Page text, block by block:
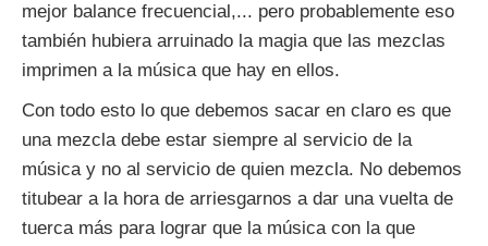
mejor balance frecuencial,... pero probablemente eso
también hubiera arruinado la magia que las mezclas
imprimen a la música que hay en ellos.
Con todo esto lo que debemos sacar en claro es que
una mezcla debe estar siempre al servicio de la
música y no al servicio de quien mezcla. No debemos
titubear a la hora de arriesgarnos a dar una vuelta de
tuerca más para lograr que la música con la que